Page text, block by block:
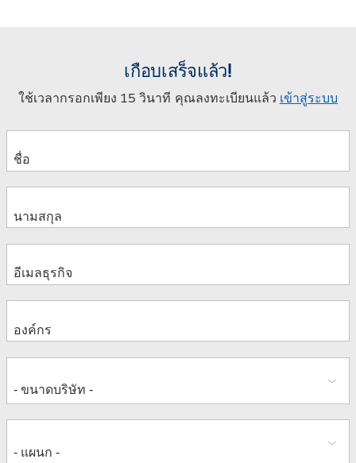
เกือบเสร็จแล้ว!
ใช้เวลากรอกเพียง 15 วินาที คุณลงทะเบียนแล้ว เข้าสู่ระบบ